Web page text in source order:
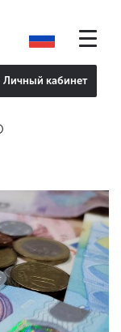
Личный кабинет